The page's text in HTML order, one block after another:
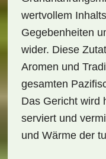
wertvollem
Gegebenheiten
wider. Diese
Aromen und
gesamten
Das Gericht wird
serviert und
und Wärme der